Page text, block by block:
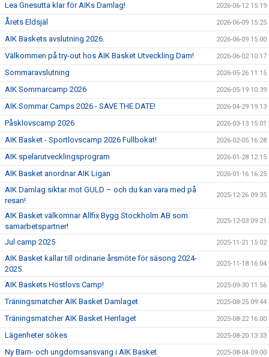
Lea Gnesutta klar för AIKs Damlag! 2026-06-12 15:19
Årets Eldsjäl 2026-06-09 15:25
AIK Baskets avslutning 2026. 2026-06-09 15:00
Välkommen på try-out hos AIK Basket Utveckling Dam! 2026-06-02 10:17
Sommaravslutning 2026-05-26 11:15
AIK Sommarcamp 2026 2026-05-19 10:39
AIK Sommar Camps 2026 - SAVE THE DATE! 2026-04-29 19:13
Påsklovscamp 2026 2026-03-13 15:01
AIK Basket - Sportlovscamp 2026 Fullbokat! 2026-02-05 16:28
AIK spelarutvecklingsprogram 2026-01-28 12:15
AIK Basket anordnar AIK Ligan 2026-01-16 16:25
AIK Damlag siktar mot GULD – och du kan vara med på
resan!
2025-12-26 09:35
AIK Basket välkomnar Allfix Bygg Stockholm AB som
samarbetspartner!
2025-12-03 09:21
Jul camp 2025 2025-11-21 15:02
AIK Basket kallar till ordinarie årsmöte för säsong 2024-
2025.
2025-11-18 16:04
AIK Baskets Höstlovs Camp! 2025-09-30 11:56
Träningsmatcher AIK Basket Damlaget 2025-08-25 09:44
Träningsmatcher AIK Basket Herrlaget 2025-08-22 16:00
Lägenheter sökes 2025-08-20 13:33
Ny Barn- och ungdomsansvarig i AIK Basket 2025-08-04 09:00